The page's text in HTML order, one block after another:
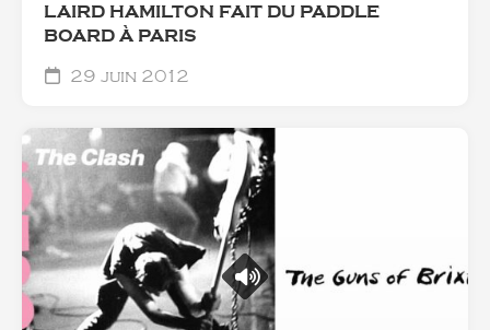
LAIRD HAMILTON FAIT DU PADDLE
BOARD À PARIS
29 juin 2012